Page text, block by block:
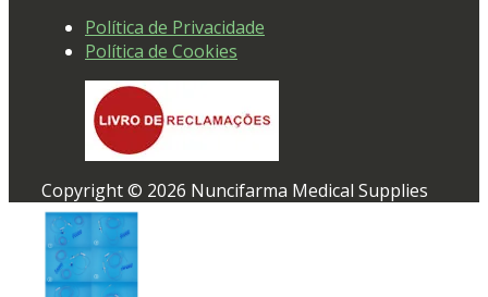
Política de Privacidade
Política de Cookies
Copyright © 2026 Nuncifarma Medical Supplies